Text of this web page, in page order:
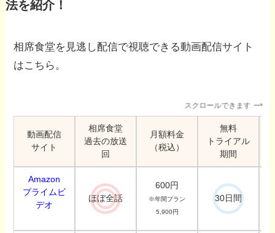
法を紹介！
相席食堂を見逃し配信で視聴できる動画配信サイト
はこちら。
スクロールできます
動画配信
サイト
相席食堂
過去の放送
回
月額料金
（税込）
無料
トライアル
期間
Amazon
プライムビ
デオ
ほぼ全話
600円
※年間プラン
5,900円
30日間